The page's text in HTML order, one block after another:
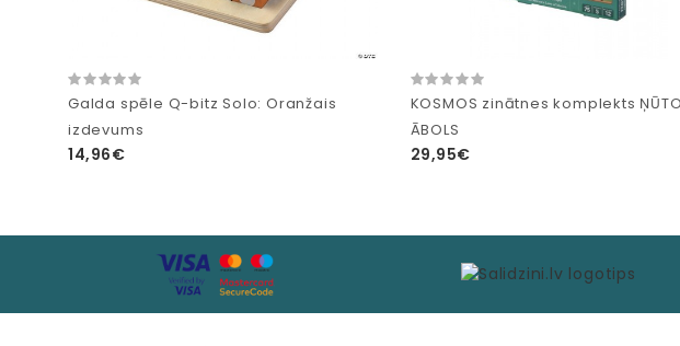
Galda spēle Q-bitz Solo: Oranžais
izdevums
14,96€
KOSMOS zinātnes komplekts
ĀBOLS
29,95€